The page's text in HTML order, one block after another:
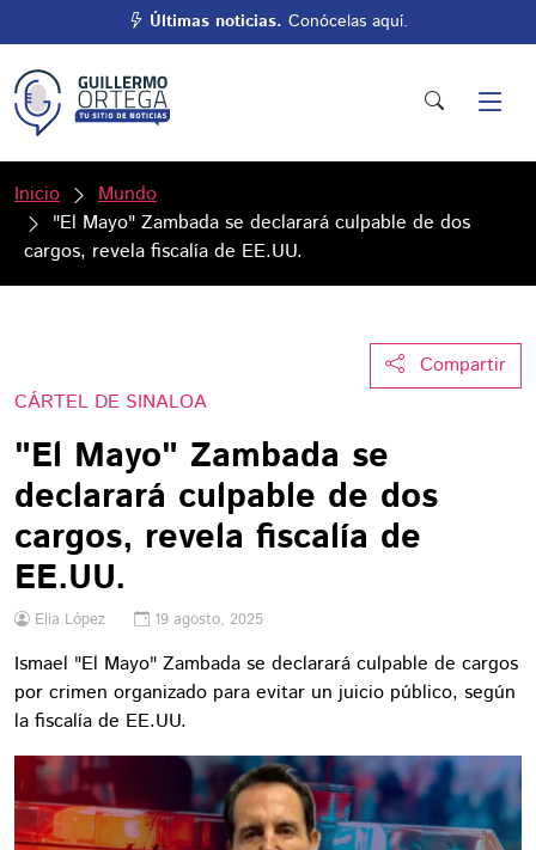
Últimas noticias. Conócelas aquí.
Inicio
Mundo
"El Mayo" Zambada se declarará culpable de dos
cargos, revela fiscalía de EE.UU.
Compartir
CÁRTEL DE SINALOA
"El Mayo" Zambada se
declarará culpable de dos
cargos, revela fiscalía de
EE.UU.
Elia López 19 agosto, 2025
Ismael "El Mayo" Zambada se declarará culpable de cargos
por crimen organizado para evitar un juicio público, según
la fiscalía de EE.UU.